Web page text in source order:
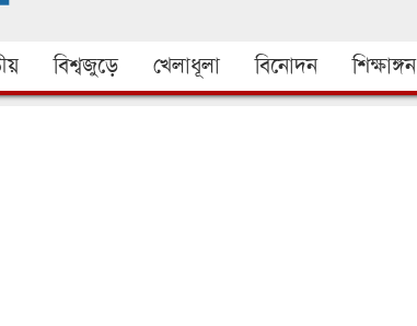
বিশ্বজুড়ে খেলাধূলা বিনোদন শিক্ষাঙ্গন